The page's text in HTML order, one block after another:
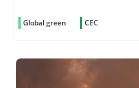
Global green СЕС